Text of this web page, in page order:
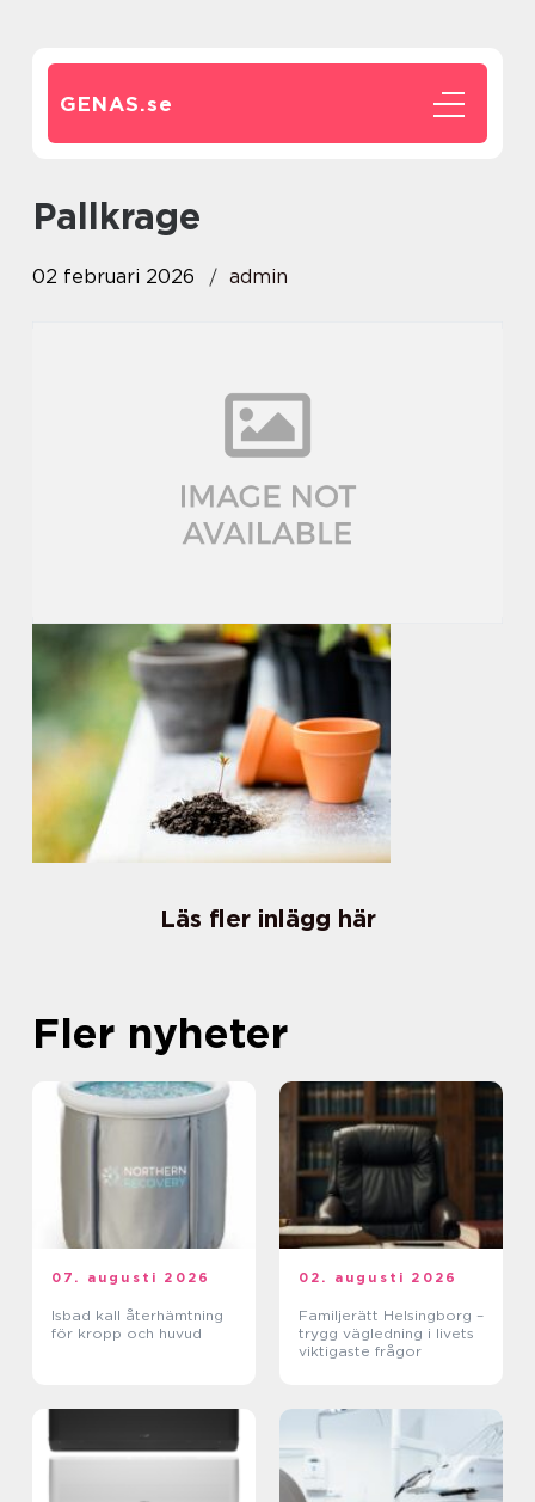
GENAS.se
Pallkrage
02 februari 2026 admin
Läs fler inlägg här
Fler nyheter
07. augusti 2026
Isbad kall återhämtning
för kropp och huvud
02. augusti 2026
Familjerätt Helsingborg –
trygg vägledning i livets
viktigaste frågor